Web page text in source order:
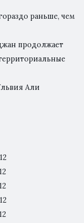
раньше, чем
продолжает
Али
12
12